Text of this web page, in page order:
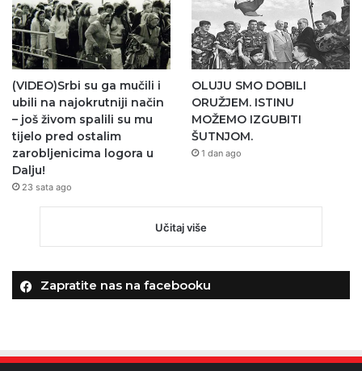
(VIDEO)Srbi su ga mučili i
ubili na najokrutniji način
– još živom spalili su mu
tijelo pred ostalim
zarobljenicima logora u
Dalju!
23 sata ago
OLUJU SMO DOBILI
ORUŽJEM. ISTINU
MOŽEMO IZGUBITI
ŠUTNJOM.
1 dan ago
Učitaj više
Zapratite nas na facebooku